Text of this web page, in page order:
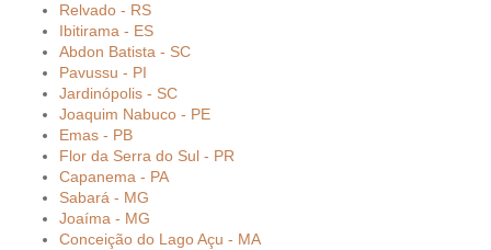
Relvado - RS
Ibitirama - ES
Abdon Batista - SC
Pavussu - PI
Jardinópolis - SC
Joaquim Nabuco - PE
Emas - PB
Flor da Serra do Sul - PR
Capanema - PA
Sabará - MG
Joaíma - MG
Conceição do Lago Açu - MA